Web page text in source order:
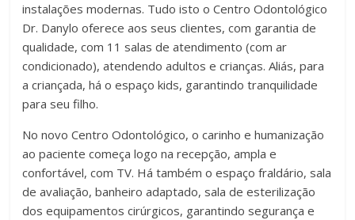
instalações modernas. Tudo isto o Centro Odontológico
Dr. Danylo oferece aos seus clientes, com garantia de
qualidade, com 11 salas de atendimento (com ar
condicionado), atendendo adultos e crianças. Aliás, para
a criançada, há o espaço kids, garantindo tranquilidade
para seu filho.
No novo Centro Odontológico, o carinho e humanização
ao paciente começa logo na recepção, ampla e
confortável, com TV. Há também o espaço fraldário, sala
de avaliação, banheiro adaptado, sala de esterilização
dos equipamentos cirúrgicos, garantindo segurança e